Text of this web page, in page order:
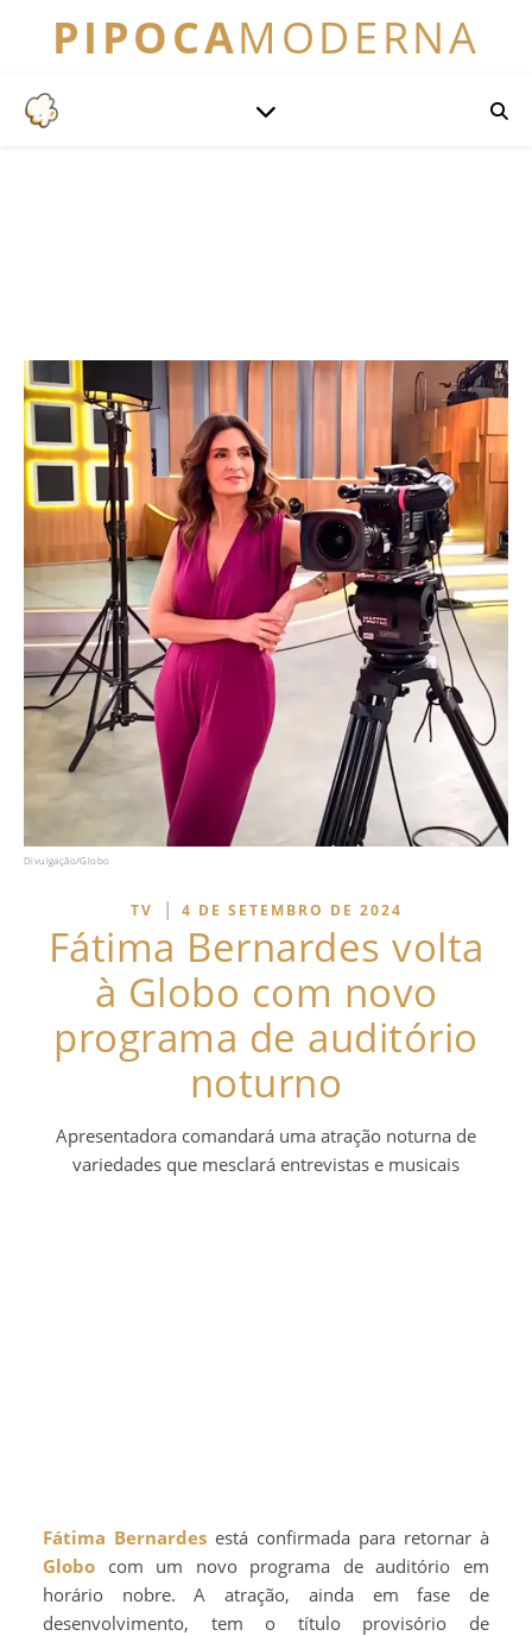
PIPOCAMODERNA
Divulgação/Globo
TV | 4 DE SETEMBRO DE 2024
Fátima Bernardes volta
à Globo com novo
programa de auditório
noturno
Apresentadora comandará uma atração noturna de
variedades que mesclará entrevistas e musicais
Fátima Bernardes está confirmada para retornar à
Globo com um novo programa de auditório em
horário nobre. A atração, ainda em fase de
desenvolvimento, tem o título provisório de